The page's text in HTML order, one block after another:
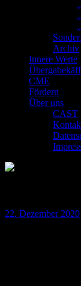
Archiv
Innere Werte
CME
Fördern
Über uns
CAST
22. Dezember 2020